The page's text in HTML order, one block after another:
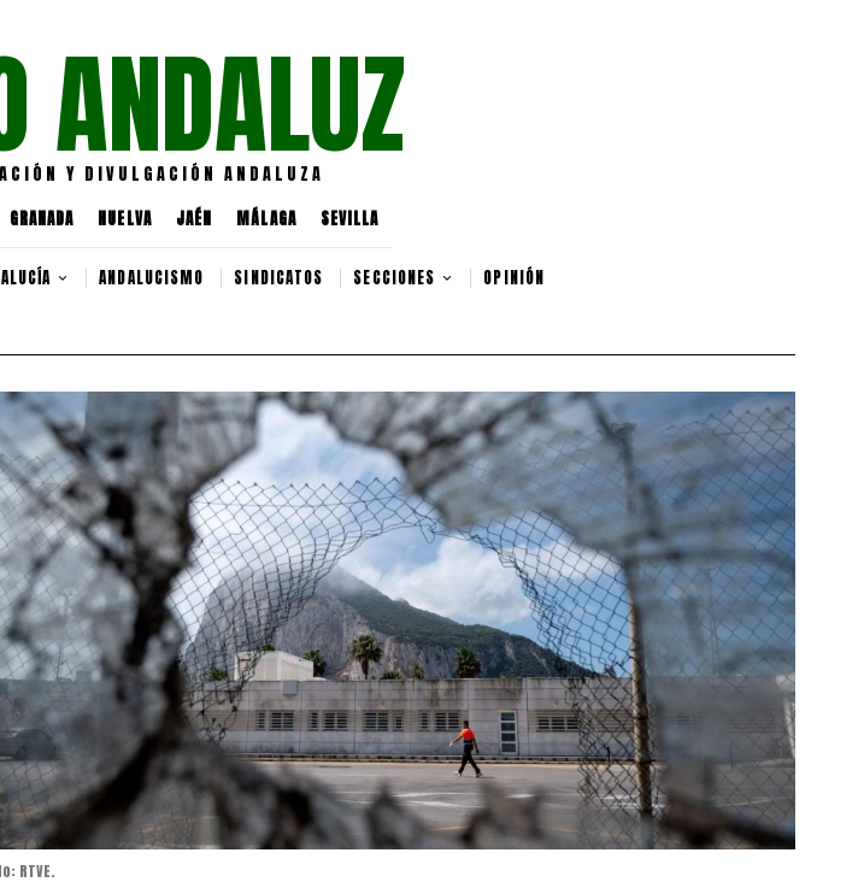
ANDALUZ
Y DIVULGACIÓN ANDALUZA
GRANADA HUELVA JAÉN MÁLAGA SEVILLA
ANDALUCISMO SINDICATOS SECCIONES OPINIÓN
RTVE.